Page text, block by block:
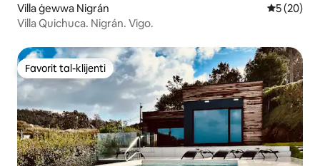
Villa ġewwa Nigrán Rating
5 (20)
Villa Quichuca. Nigrán. Vigo.
Favorit tal-klijenti
Favorit tal-klijenti